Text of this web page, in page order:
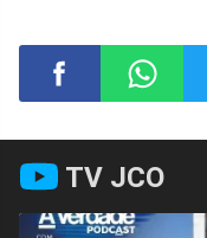
Compartilhar
no
no
TV JCO